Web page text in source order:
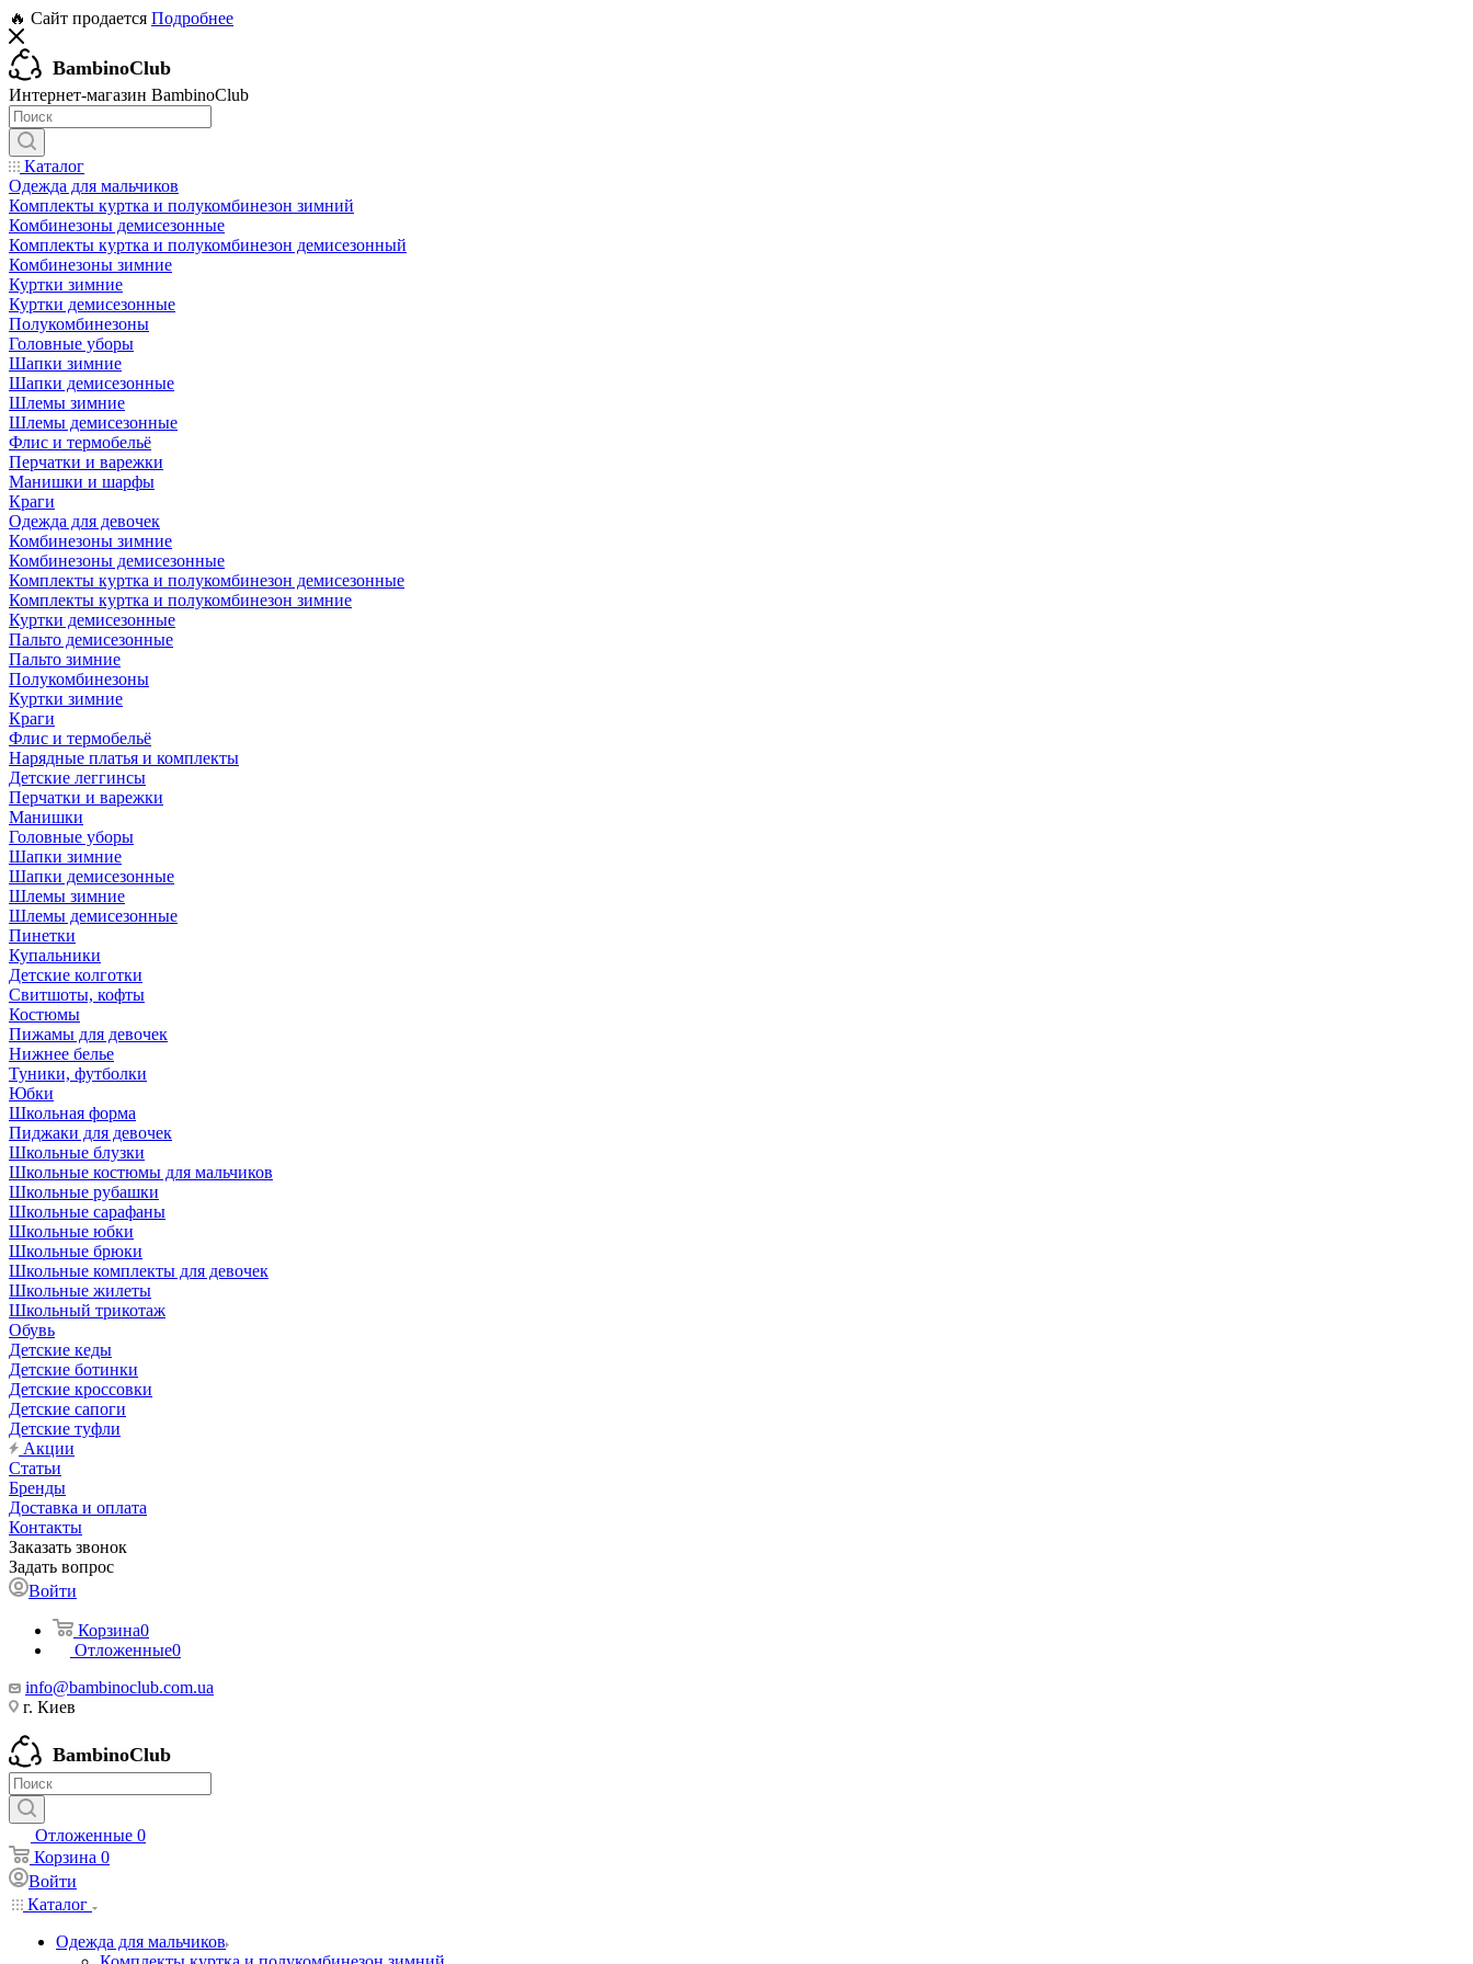
🔥 Сайт продается Подробнее
BambinoClub
Интернет-магазин BambinoClub
Каталог
Одежда для мальчиков
Комплекты куртка и полукомбинезон зимний
Комбинезоны демисезонные
Комплекты куртка и полукомбинезон демисезонный
Комбинезоны зимние
Куртки зимние
Куртки демисезонные
Полукомбинезоны
Головные уборы
Шапки зимние
Шапки демисезонные
Шлемы зимние
Шлемы демисезонные
Флис и термобельё
Перчатки и варежки
Манишки и шарфы
Краги
Одежда для девочек
Комбинезоны зимние
Комбинезоны демисезонные
Комплекты куртка и полукомбинезон демисезонные
Комплекты куртка и полукомбинезон зимние
Куртки демисезонные
Пальто демисезонные
Пальто зимние
Полукомбинезоны
Куртки зимние
Краги
Флис и термобельё
Нарядные платья и комплекты
Детские леггинсы
Перчатки и варежки
Манишки
Головные уборы
Шапки зимние
Шапки демисезонные
Шлемы зимние
Шлемы демисезонные
Пинетки
Купальники
Детские колготки
Свитшоты, кофты
Костюмы
Пижамы для девочек
Нижнее белье
Туники, футболки
Юбки
Школьная форма
Пиджаки для девочек
Школьные блузки
Школьные костюмы для мальчиков
Школьные рубашки
Школьные сарафаны
Школьные юбки
Школьные брюки
Школьные комплекты для девочек
Школьные жилеты
Школьный трикотаж
Обувь
Детские кеды
Детские ботинки
Детские кроссовки
Детские сапоги
Детские туфли
Акции
Статьи
Бренды
Доставка и оплата
Контакты
Заказать звонок
Задать вопрос
Войти
Корзина0
Отложенные0
info@bambinoclub.com.ua
г. Киев
BambinoClub
Отложенные 0
Корзина 0
Войти
Каталог
Одежда для мальчиков